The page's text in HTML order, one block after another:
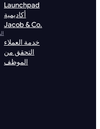
Launchpad
أكاديمية
Jacob & Co.
خدمة العملاء
التحقق من
الموظف